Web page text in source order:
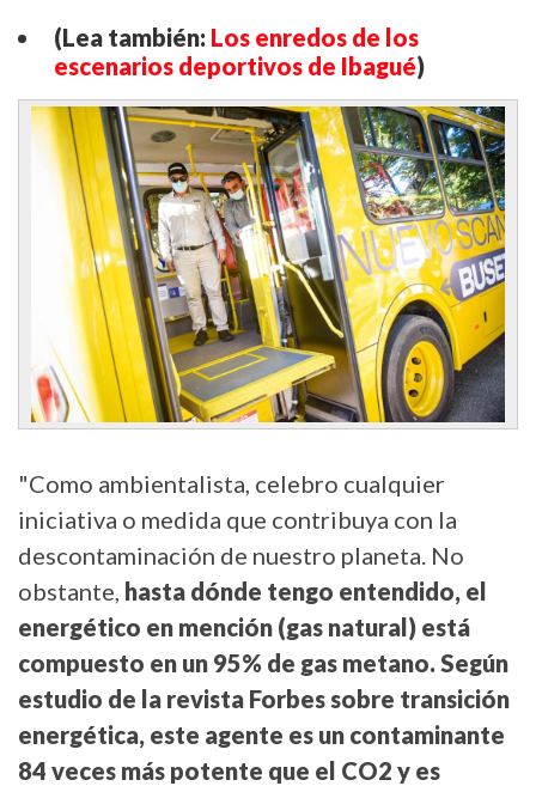
(Lea también: Los enredos de los
escenarios deportivos de Ibagué)
"Como ambientalista, celebro cualquier
iniciativa o medida que contribuya con la
descontaminación de nuestro planeta. No
obstante, hasta dónde tengo entendido, el
energético en mención (gas natural) está
compuesto en un 95% de gas metano. Según
estudio de la revista Forbes sobre transición
energética, este agente es un contaminante
84 veces más potente que el CO2 y es